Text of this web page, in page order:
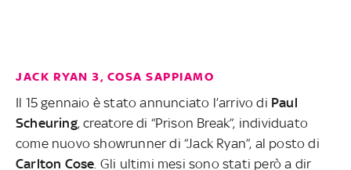
JACK RYAN 3, COSA SAPPIAMO
Il 15 gennaio è stato annunciato l’arrivo di Paul
Scheuring, creatore di “Prison Break”, individuato
come nuovo showrunner di “Jack Ryan”, al posto di
Carlton Cose. Gli ultimi mesi sono stati però a dir